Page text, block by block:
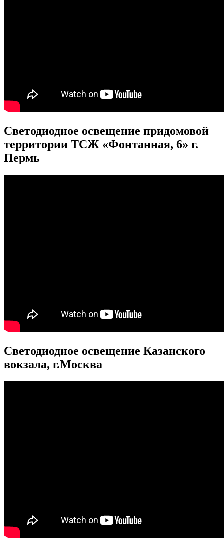
Светодиодное освещение придомовой
территории ТСЖ «Фонтанная, 6» г.
Пермь
Светодиодное освещение Казанского
вокзала, г.Москва